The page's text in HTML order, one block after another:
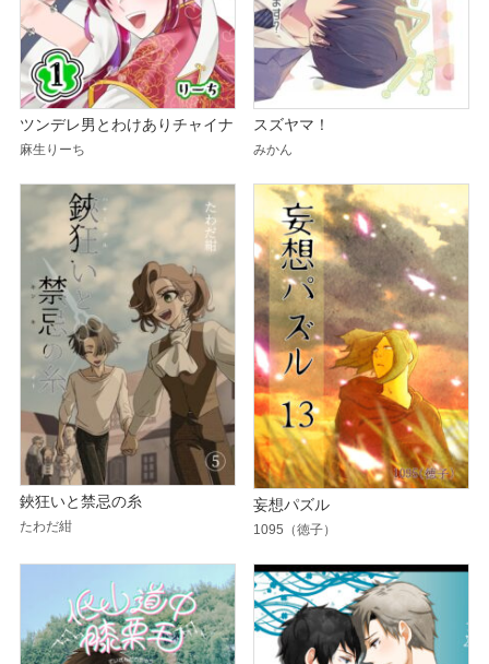
ツンデレ男とわけありチャイナ
麻生りーち
スズヤマ！
みかん
鋏狂いと禁忌の糸
たわだ紺
妄想パズル
1095（徳子）